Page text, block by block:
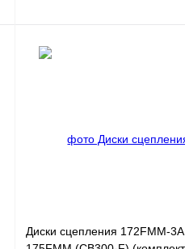
Диски сцепления 172FMM-